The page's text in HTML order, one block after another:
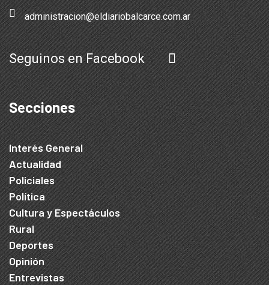
administracion@eldiariobalcarce.com.ar
Seguinos en Facebook
Secciones
Interés General
Actualidad
Policiales
Política
Cultura y Espectáculos
Rural
Deportes
Opinión
Entrevistas